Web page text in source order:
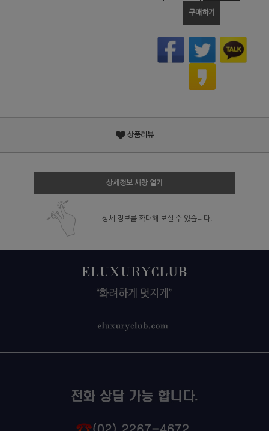
구매하기
상품리뷰
상세정보 새창 열기
상세 정보를 확대해 보실 수 있습니다.